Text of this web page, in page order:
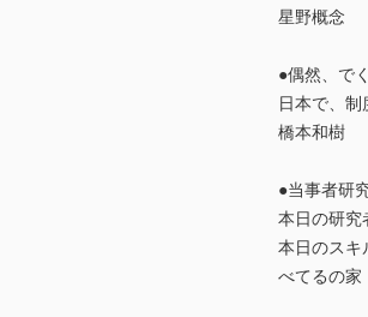
星野概念
●偶然、で
日本で、制
橋本和樹
●当事者研
本日の研究
本日のスキ
べてるの家